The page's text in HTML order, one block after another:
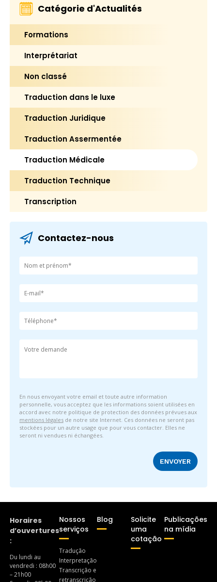
Catégorie d'Actualités
Formations
Interprétariat
Non classé
Traduction dans le luxe
Traduction Juridique
Traduction Assermentée
Traduction Médicale
Traduction Technique
Transcription
Contactez-nous
En nous envoyant votre email et toute autre information
personnelle, vous acceptez que les informations soient utilisées en
accord avec notre politique de protection des données prévues aux
mentions légales de notre site Internet. Ces données ne seront pas
stockées pour un autre usage que pour vous contacter. Elles ne
seront ni vendues ni échangées.
Horaires
d’ouvertures
:
Du lundi au
vendredi : 08h00
– 21h00
Nossos
serviços
Tradução
Interpretação
Transcrição e
retranscrição
Blog
Solicite
uma
cotação
Publicações
na mídia